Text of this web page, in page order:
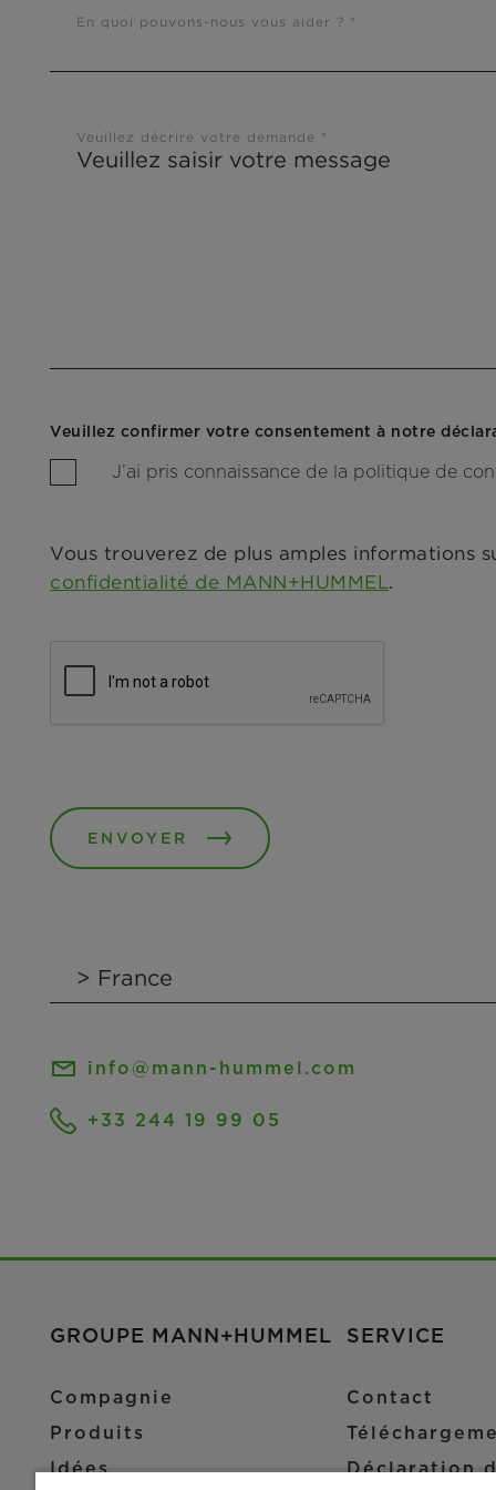
En quoi pouvons-nous vous aider ? *
Veuillez décrire votre demande *
J’ai pris connaissance de la politique de
Vous trouverez de plus amples informations
confidentialité de MANN+HUMMEL.
ENVOYER
info@mann-hummel.com
+33 244 19 99 05
GROUPE MANN+HUMMEL
Compagnie
Produits
Idées
SERVICE
Contact
Déclaration